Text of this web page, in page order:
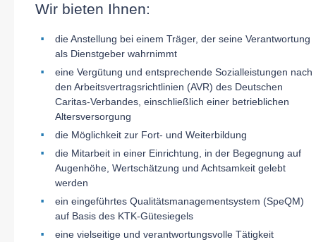
Wir bieten Ihnen:
die Anstellung bei einem Träger, der seine Verantwortung
als Dienstgeber wahrnimmt
eine Vergütung und entsprechende Sozialleistungen nach
den Arbeitsvertragsrichtlinien (AVR) des Deutschen
Caritas-Verbandes, einschließlich einer betrieblichen
Altersversorgung
die Möglichkeit zur Fort- und Weiterbildung
die Mitarbeit in einer Einrichtung, in der Begegnung auf
Augenhöhe, Wertschätzung und Achtsamkeit gelebt
werden
ein eingeführtes Qualitätsmanagementsystem (SpeQM)
auf Basis des KTK-Gütesiegels
eine vielseitige und verantwortungsvolle Tätigkeit